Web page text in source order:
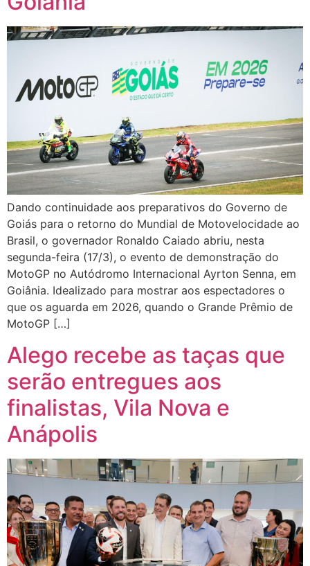
Dando continuidade aos preparativos do Governo de
Goiás para o retorno do Mundial de Motovelocidade ao
Brasil, o governador Ronaldo Caiado abriu, nesta
segunda-feira (17/3), o evento de demonstração do
MotoGP no Autódromo Internacional Ayrton Senna, em
Goiânia. Idealizado para mostrar aos espectadores o
que os aguarda em 2026, quando o Grande Prêmio de
MotoGP […]
Alego recebe as taças que
serão entregues aos
finalistas, Vila Nova e
Anápolis